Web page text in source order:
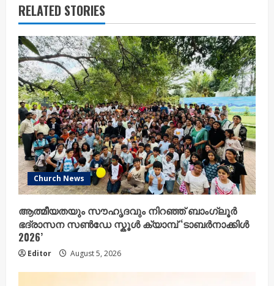
RELATED STORIES
Church News
ആത്മീയതയും സൗഹൃദവും നിറഞ്ഞ് ബാംഗ്ലൂർ
ഭദ്രാസന സൺഡേ സ്കൂൾ ക്യാമ്പ് ‘ടാബർനാക്കിൾ
2026’
Editor August 5, 2026